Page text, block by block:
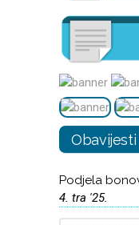
Obavijesti
Podjela
4. tra '25.